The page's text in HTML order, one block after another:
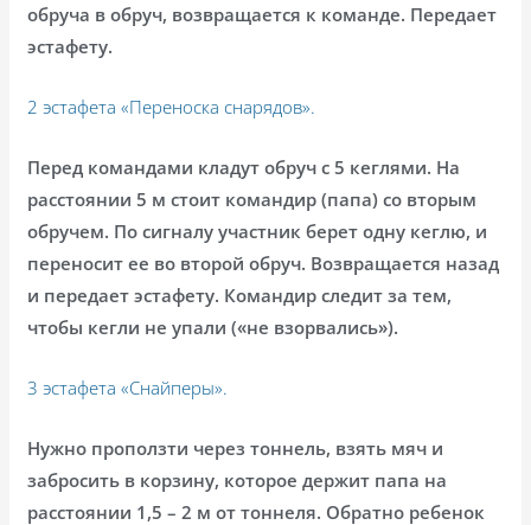
обруча в обруч, возвращается к команде. Передает
эстафету.
2 эстафета «Переноска снарядов».
Перед командами кладут обруч с 5 кеглями. На
расстоянии 5 м стоит командир (папа) со вторым
обручем. По сигналу участник берет одну кеглю, и
переносит ее во второй обруч. Возвращается назад
и передает эстафету. Командир следит за тем,
чтобы кегли не упали («не взорвались»).
3 эстафета «Снайперы».
Нужно проползти через тоннель, взять мяч и
забросить в корзину, которое держит папа на
расстоянии 1,5 – 2 м от тоннеля. Обратно ребенок